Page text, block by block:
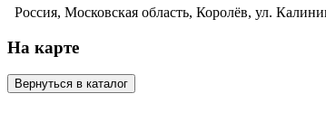
Россия, Московская область, Королёв, ул.
На карте